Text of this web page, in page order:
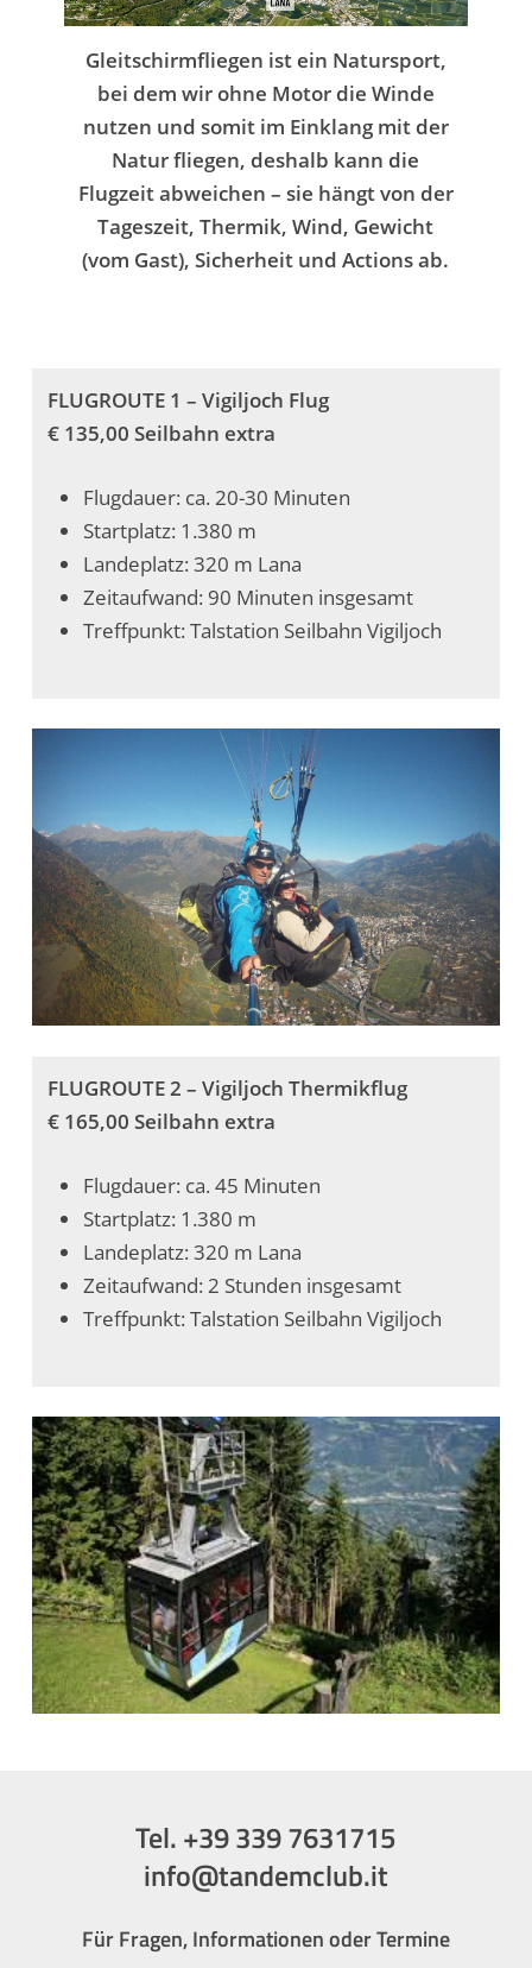
Gleitschirmfliegen ist ein Natursport,
bei dem wir ohne Motor die Winde
nutzen und somit im Einklang mit der
Natur fliegen, deshalb kann die
Flugzeit abweichen – sie hängt von der
Tageszeit, Thermik, Wind, Gewicht
(vom Gast), Sicherheit und Actions ab.
FLUGROUTE 1 – Vigiljoch Flug
€ 135,00 Seilbahn extra
Flugdauer: ca. 20-30 Minuten
Startplatz: 1.380 m
Landeplatz: 320 m Lana
Zeitaufwand: 90 Minuten insgesamt
Treffpunkt: Talstation Seilbahn Vigiljoch
FLUGROUTE 2 – Vigiljoch Thermikflug
€ 165,00 Seilbahn extra
Flugdauer: ca. 45 Minuten
Startplatz: 1.380 m
Landeplatz: 320 m Lana
Zeitaufwand: 2 Stunden insgesamt
Treffpunkt: Talstation Seilbahn Vigiljoch
Tel. +39 339 7631715
info@tandemclub.it
Für Fragen, Informationen oder Termine